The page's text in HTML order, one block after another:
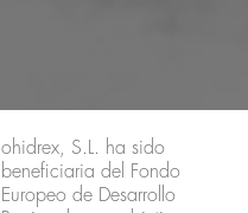
ohidrex, S.L. ha sido
beneficiaria del Fondo
Europeo de Desarrollo